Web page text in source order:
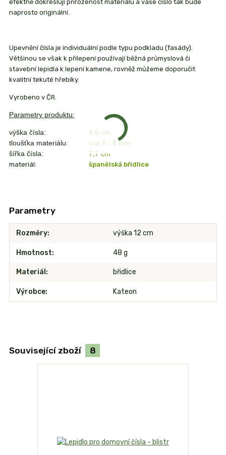
efektně dokreslují přirozenost materiálu a vaše číslo tak bude
naprosto originální.
Upevnění čísla je individuální podle typu podkladu (fasády).
Většinou se však k přilepení používají běžná průmyslová či
stavební lepidla k lepení kamene, rovněž můžeme doporučit
kvalitní tekuté hřebíky.
Vyrobeno v ČR.
Parametry produktu:
výška čísla:
8,5 cm
tloušťka materiálu:
cca 6 - 8 mm
šířka čísla:
7,7 cm
materiál: španělská břidlice
Parametry
Rozměry výška 12 cm
Hmotnost 48 g
Materiál břidlice
Výrobce Kateon
Související zboží 8